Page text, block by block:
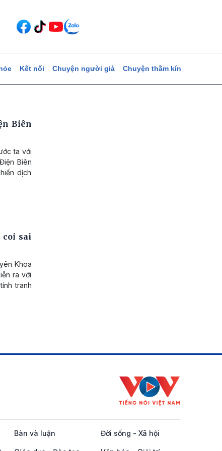
Kết nối Chuyện người già Chuyện thầm kín
Biên
ta với
Biên
dịch
sai
Khoa
ra với
tranh
Bàn và luận Đời sống - Xã hội